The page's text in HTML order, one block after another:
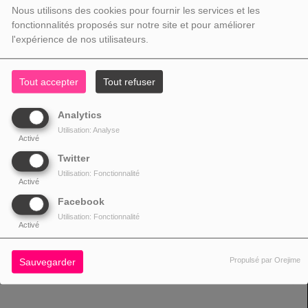
Nous utilisons des cookies pour fournir les services et les
fonctionnalités proposés sur notre site et pour améliorer
l'expérience de nos utilisateurs.
Tout accepter Tout refuser
Analytics
Activé
Utilisation: Analyse
Twitter
Activé
Utilisation: Fonctionnalité
Facebook
Activé
Utilisation: Fonctionnalité
Sauvegarder Propulsé par Orejime